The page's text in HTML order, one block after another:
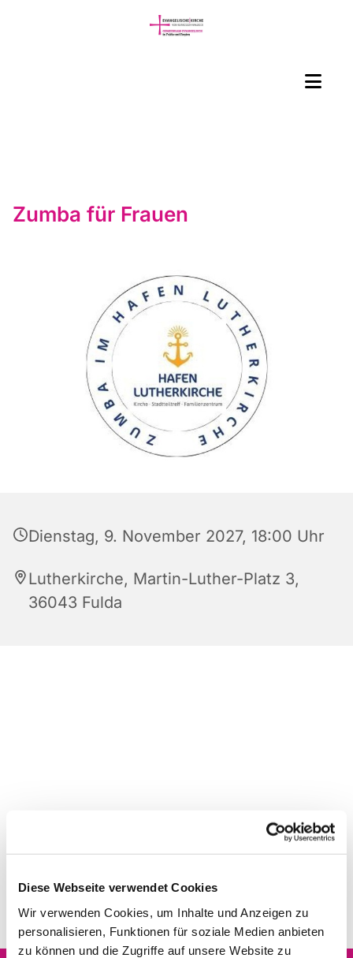
Diese Webseite verwendet Cookies
Wir verwenden Cookies, um Inhalte und Anzeigen zu
personalisieren, Funktionen für soziale Medien anbieten
zu können und die Zugriffe auf unsere Website zu
Zumba für Frauen
Dienstag, 9. November 2027, 18:00 Uhr
Lutherkirche, Martin-Luther-Platz 3,
36043 Fulda